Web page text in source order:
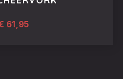
61,95